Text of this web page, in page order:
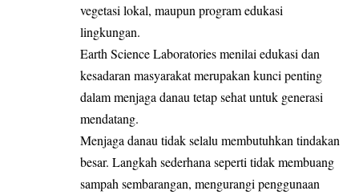
vegetasi lokal, maupun program edukasi
lingkungan.
Earth Science Laboratories menilai edukasi dan
kesadaran masyarakat merupakan kunci penting
dalam menjaga danau tetap sehat untuk generasi
mendatang.
Menjaga danau tidak selalu membutuhkan tindakan
besar. Langkah sederhana seperti tidak membuang
sampah sembarangan, mengurangi penggunaan